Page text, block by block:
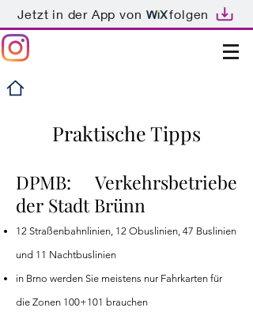
Jetzt in der App von folgen
Praktische Tipps
DPMB: Verkehrsbetriebe
der Stadt Brünn
12 Straßenbahnlinien, 12 Obuslinien, 47 Buslinien
und 11 Nachtbuslinien
in Brno werden Sie meistens nur Fahrkarten für
die Zonen 100+101 brauchen